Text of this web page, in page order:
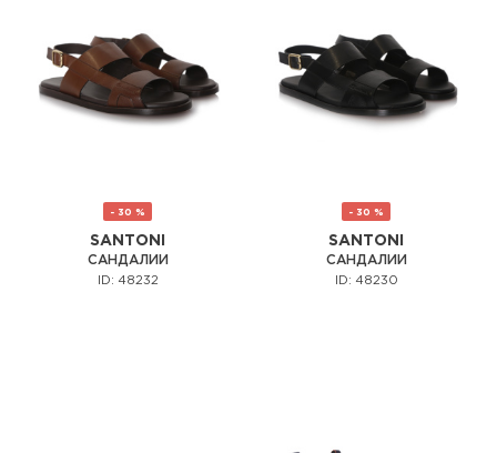
- 30 %
SANTONI
САНДАЛИИ
ID: 48232
- 30 %
SANTONI
САНДАЛИИ
ID: 48230